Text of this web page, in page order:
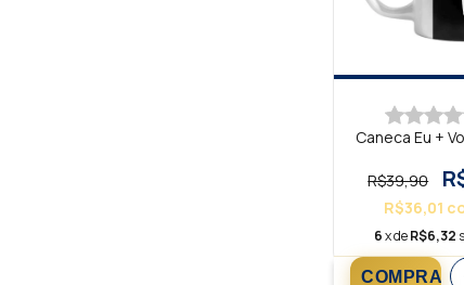
Caneca Eu +
R$39,90
R$36,01
6x deR$6,32